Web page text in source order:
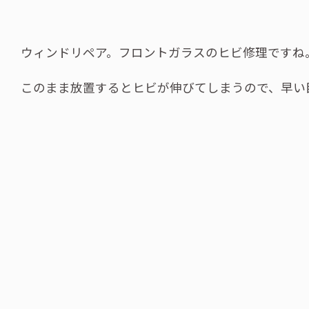
ウィンドリペア。フロントガラスのヒビ修理ですね。
このまま放置するとヒビが伸びてしまうので、早い